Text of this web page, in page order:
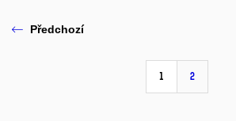
Předchozí
1 2